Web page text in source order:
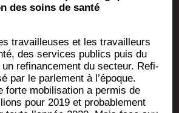
des soins de san­té
tra­vailleuses et les tra­vailleurs
des ser­vices publics puis du
refi­nan­ce­ment du sec­teur. Refi­
par le par­le­ment à l’époque.
forte mobi­li­sa­tion a per­mis de
pour 2019 et pro­ba­ble­ment